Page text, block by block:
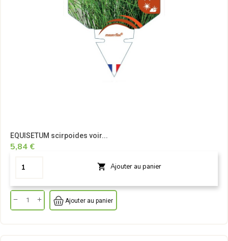
EQUISETUM scirpoides voir...
5,84 €
 Ajouter au panier
Ajouter au panier